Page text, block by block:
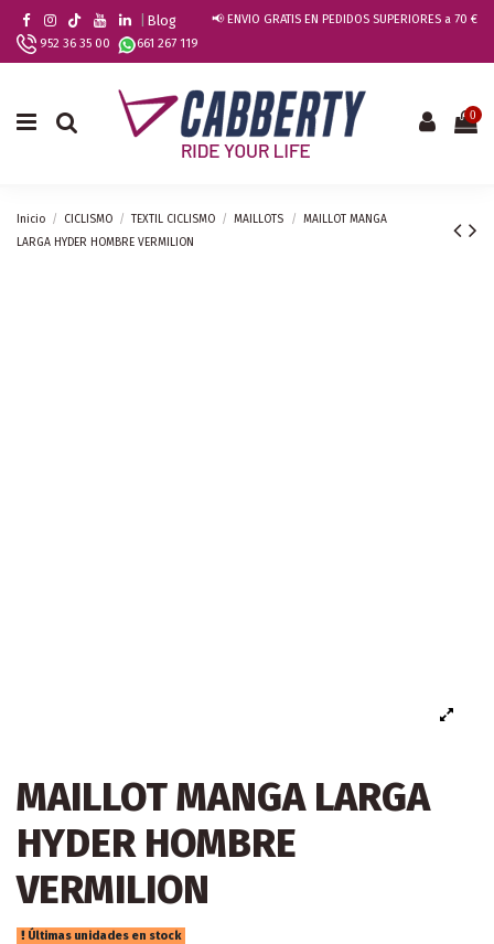
Blog
📢 ENVIO GRATIS EN PEDIDOS SUPERIORES a 70 €
952 36 35 00
661 267 119
0
Inicio CICLISMO TEXTIL CICLISMO MAILLOTS
MAILLOT MANGA
LARGA HYDER HOMBRE VERMILION
MAILLOT MANGA LARGA
HYDER HOMBRE
VERMILION
Últimas unidades en stock